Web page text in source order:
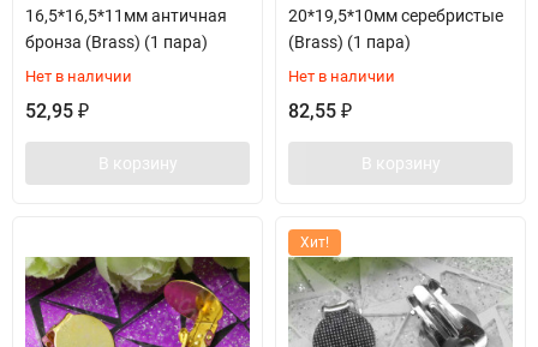
16,5*16,5*11мм античная
бронза (Brass) (1 пара)
Нет в наличии
52,95 ₽
В корзину
20*19,5*10мм серебристые
(Brass) (1 пара)
Нет в наличии
82,55 ₽
В корзину
Хит!